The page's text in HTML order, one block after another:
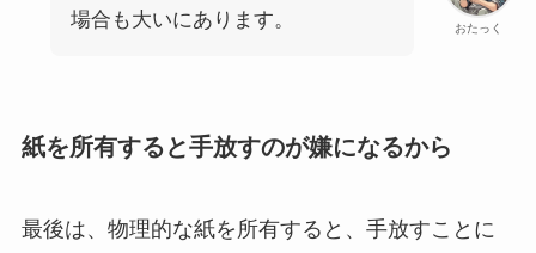
おたっく
場合も大いにあります。
紙を所有すると手放すのが嫌になるから
最後は、物理的な紙を所有すると、手放すことに